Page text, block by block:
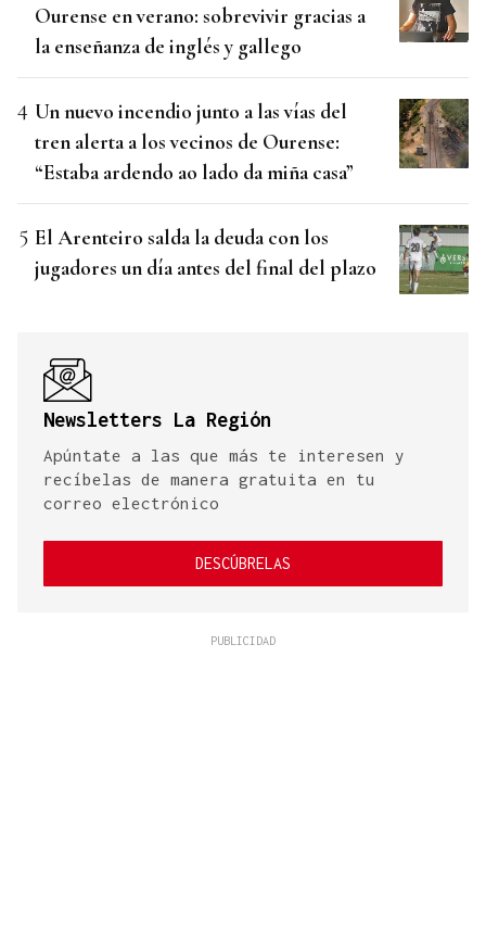
Ourense en verano: sobrevivir gracias a
la enseñanza de inglés y gallego
Un nuevo incendio junto a las vías del
tren alerta a los vecinos de Ourense:
“Estaba ardendo ao lado da miña casa”
El Arenteiro salda la deuda con los
jugadores un día antes del final del plazo
Newsletters La Región
Apúntate a las que más te interesen y
recíbelas de manera gratuita en tu
correo electrónico
DESCÚBRELAS